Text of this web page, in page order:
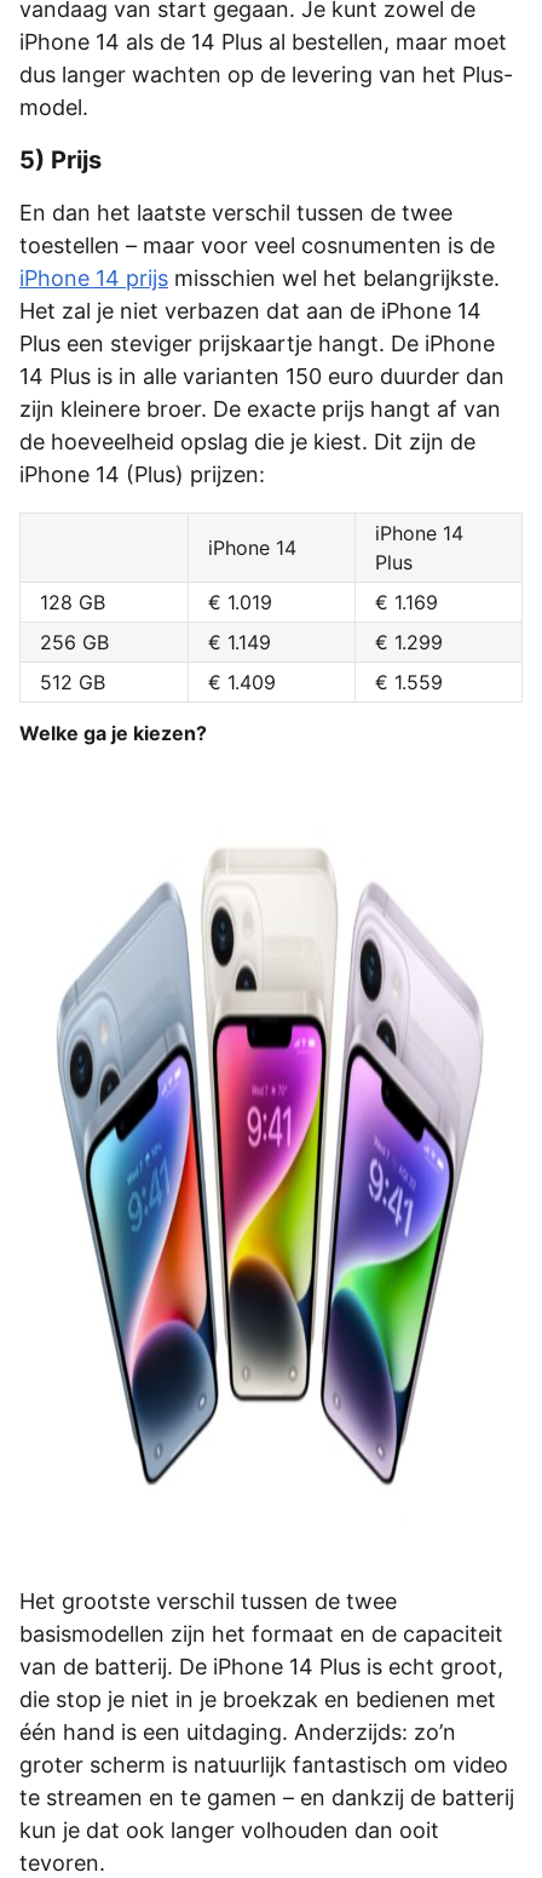
vandaag van start gegaan. Je kunt zowel de
iPhone 14 als de 14 Plus al bestellen, maar moet
dus langer wachten op de levering van het Plus-
model.
5) Prijs
En dan het laatste verschil tussen de twee
toestellen – maar voor veel cosnumenten is de
iPhone 14 prijs misschien wel het belangrijkste.
Het zal je niet verbazen dat aan de iPhone 14
Plus een steviger prijskaartje hangt. De iPhone
14 Plus is in alle varianten 150 euro duurder dan
zijn kleinere broer. De exacte prijs hangt af van
de hoeveelheid opslag die je kiest. Dit zijn de
iPhone 14 (Plus) prijzen:
iPhone 14
iPhone 14
Plus
128 GB
€ 1.019
€ 1.169
256 GB
€ 1.149
€ 1.299
512 GB
€ 1.409 € 1.559
Welke ga je kiezen?
Het grootste verschil tussen de twee
basismodellen zijn het formaat en de capaciteit
van de batterij. De iPhone 14 Plus is echt groot,
die stop je niet in je broekzak en bedienen met
één hand is een uitdaging. Anderzijds: zo’n
groter scherm is natuurlijk fantastisch om video
te streamen en te gamen – en dankzij de batterij
kun je dat ook langer volhouden dan ooit
tevoren.